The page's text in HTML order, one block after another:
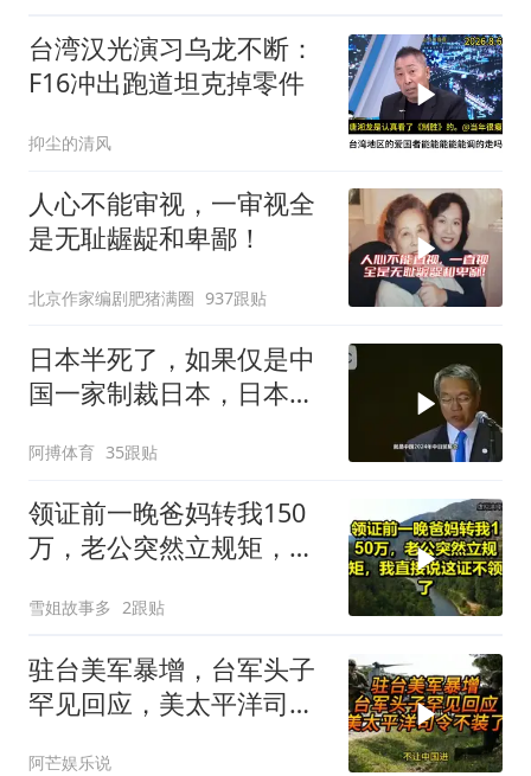
台湾汉光演习乌龙不断：
F16冲出跑道坦克掉零件
抑尘的清风
人心不能审视，一审视全
是无耻龌龊和卑鄙！
北京作家编剧肥猪满圈 937跟贴
日本半死了，如果仅是中
国一家制裁日本，日本可
阿搏体育 35跟贴
领证前一晚爸妈转我150
万，老公突然立规矩，我
雪姐故事多 2跟贴
驻台美军暴增，台军头子
罕见回应，美太平洋司令
阿芒娱乐说